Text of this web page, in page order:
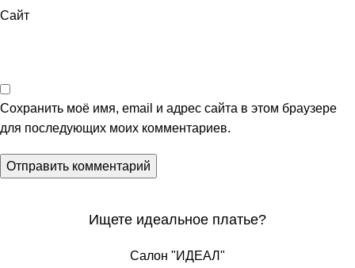
Сайт
Сохранить моё имя, email и адрес сайта в этом браузере
для последующих моих комментариев.
Ищете идеальное платье?
Салон "ИДЕАЛ"